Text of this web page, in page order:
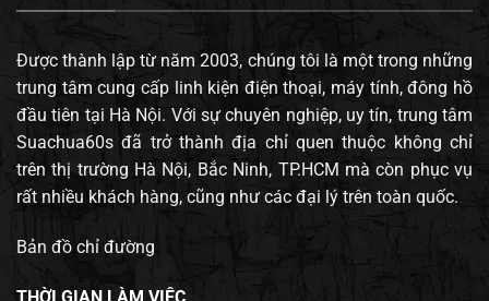
Được thành lập từ năm 2003, chúng tôi là một trong những
trung tâm cung cấp linh kiện điện thoại, máy tính, đông hồ
đầu tiên tại Hà Nội. Với sự chuyên nghiệp, uy tín, trung tâm
Suachua60s đã trở thành địa chỉ quen thuộc không chỉ
trên thị trường Hà Nội, Bắc Ninh, TP.HCM mà còn phục vụ
rất nhiều khách hàng, cũng như các đại lý trên toàn quốc.
Bản đồ chỉ đường
THỜI GIAN LÀM VIỆC